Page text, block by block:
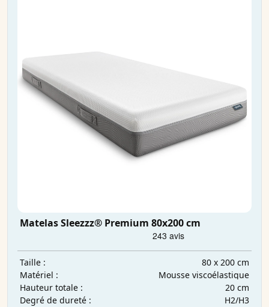
Matelas Sleezzz® Premium 80x200 cm
Taille :
80 x 200 cm
Matériel :
Mousse viscoélastique
Hauteur totale :
20 cm
Degré de dureté :
H2/H3